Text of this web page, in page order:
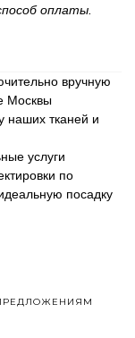
оплаты.
вручную
Москвы
наших тканей и
услуги
по
посадку